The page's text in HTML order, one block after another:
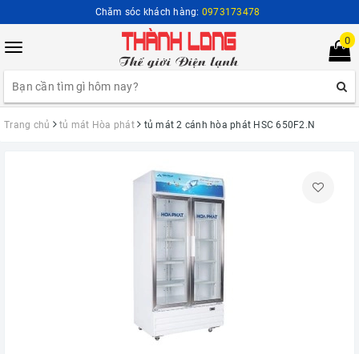
Chăm sóc khách hàng: 0973173478
Toggle
0
Trang chủ tủ mát Hòa phát tủ mát 2 cánh hòa phát HSC 650F2.N